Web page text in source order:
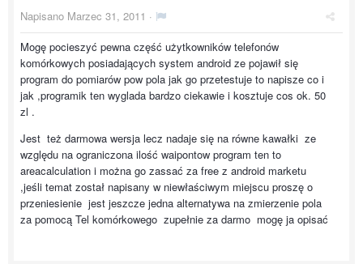
Napisano Marzec 31, 2011 ·
Mogę pocieszyć pewna część użytkowników telefonów
komórkowych posiadających system android ze pojawił się
program do pomiarów pow pola jak go przetestuje to napisze co i
jak ,programik ten wyglada bardzo ciekawie i kosztuje cos ok. 50
zl .
Jest też darmowa wersja lecz nadaje się na równe kawałki ze
względu na ograniczona ilość waipontow program ten to
areacalculation i można go zassać za free z android marketu
,jeśli temat został napisany w niewłaściwym miejscu proszę o
przeniesienie jest jeszcze jedna alternatywa na zmierzenie pola
za pomocą Tel komórkowego zupełnie za darmo mogę ja opisać